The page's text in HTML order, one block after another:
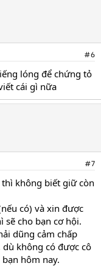
#6
lóng để chứng tỏ
cái gì nữa
#7
không biết giữ còn
có) và xin được
sẽ cho bạn cơ hội.
dũng cảm chấp
dù không có được cô
hôm nay.